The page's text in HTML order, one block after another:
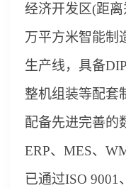
经济开发区(距离
万平方米智能制
生产线，具备
整机组装等配套
配备先进完善的
ERP、MES、
已通过ISO 9001